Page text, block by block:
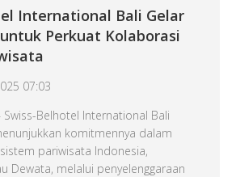
International Bali Gelar
Perkuat Kolaborasi
07:03
Belhotel International Bali
komitmennya dalam
pariwisata Indonesia,
Dewata, melalui penyelenggaraan